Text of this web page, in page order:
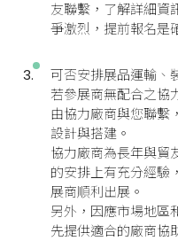
友聯繫，了解詳細資
爭激烈，提前報名是
可否安排展品運輸、
若參展商無配合之協
由協力廠商與您聯繫
設計與搭建。
協力廠商為長年與貿
的安排上有充分經驗
展商順利出展。
另外，因應市場地區
先提供適合的廠商協